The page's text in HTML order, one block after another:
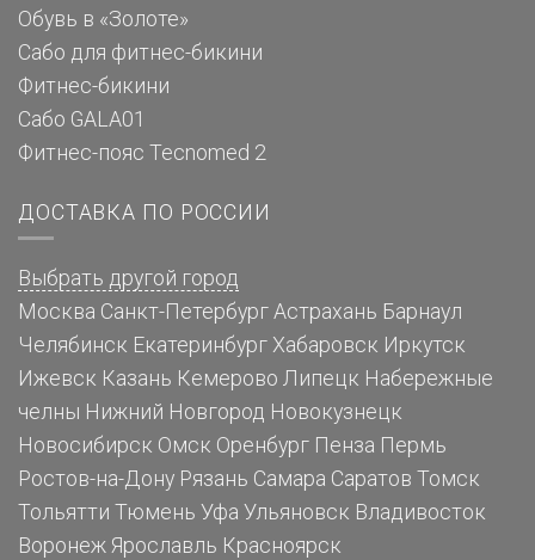
Обувь в «Золоте»
Сабо для фитнес-бикини
Фитнес-бикини
Сабо GALA01
Фитнес-пояс Tecnomed 2
ДОСТАВКА ПО РОССИИ
Выбрать другой город
Москва Санкт-Петербург Астрахань Барнаул
Челябинск Екатеринбург Хабаровск Иркутск
Ижевск Казань Кемерово Липецк Набережные
челны Нижний Новгород Новокузнецк
Новосибирск Омск Оренбург Пенза Пермь
Ростов-на-Дону Рязань Самара Саратов Томск
Тольятти Тюмень Уфа Ульяновск Владивосток
Воронеж Ярославль Красноярск